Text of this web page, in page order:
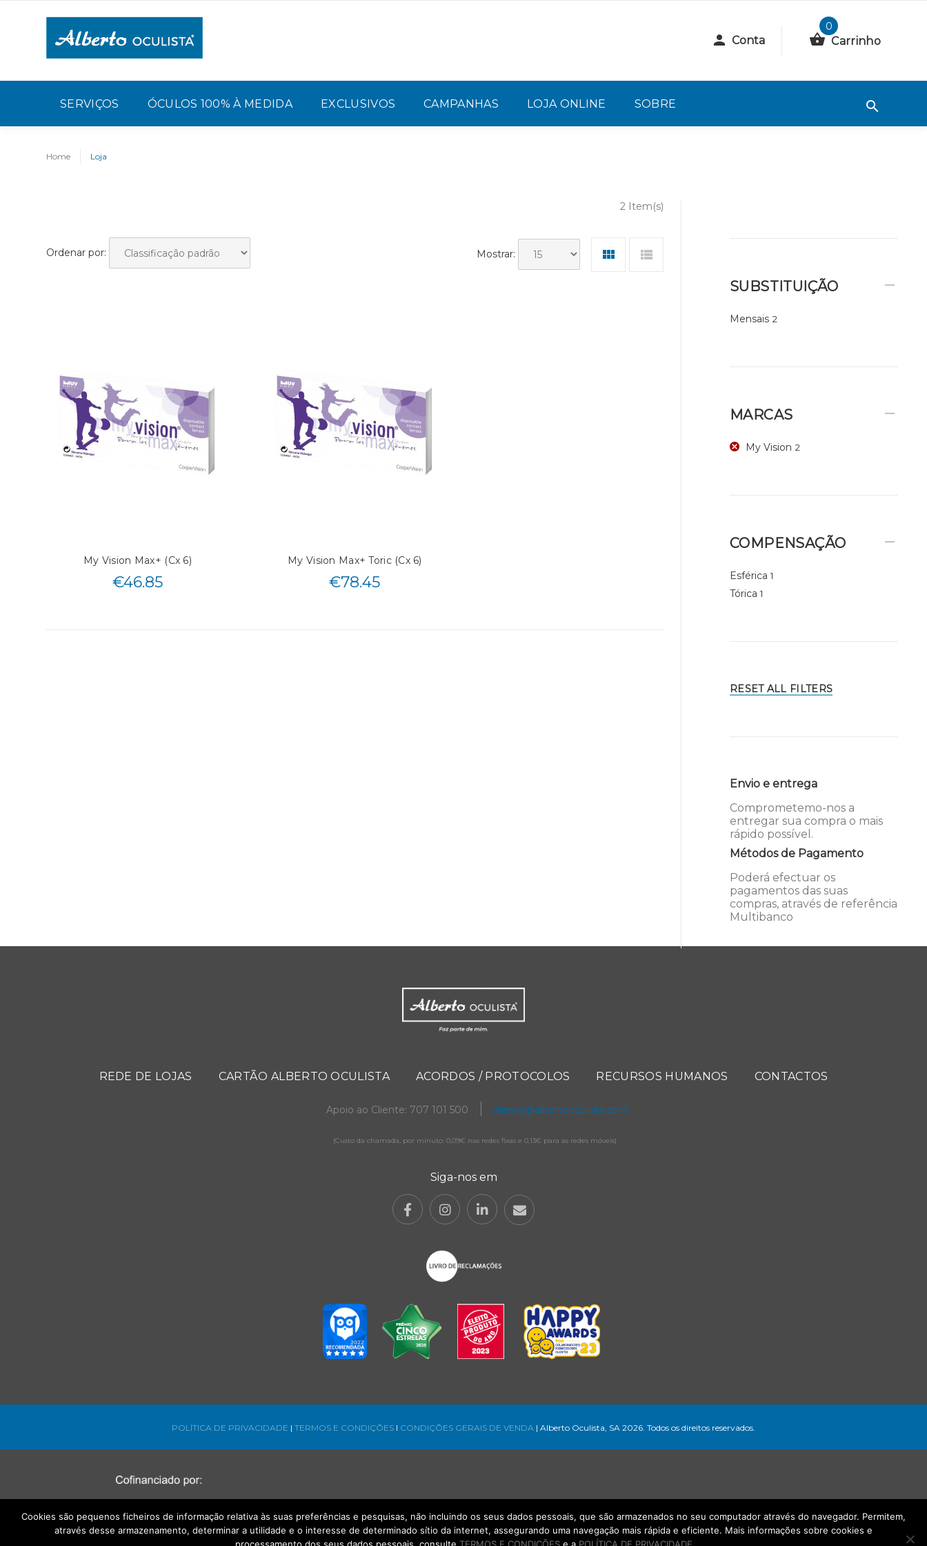
Conta
0
Carrinho
SERVIÇOS ÓCULOS 100% À MEDIDA EXCLUSIVOS CAMPANHAS LOJA ONLINE SOBRE
Home Loja
2 Item(s)
Ordenar por: Mostrar:
My Vision Max+ (Cx 6)
€46.85
My Vision Max+ Toric (Cx 6)
€78.45
SUBSTITUIÇÃO
Mensais 2
MARCAS
My Vision 2
COMPENSAÇÃO
Esférica 1
Tórica 1
RESET ALL FILTERS
Envio e entrega
Comprometemo-nos a
entregar sua compra o mais
rápido possível.
Métodos de Pagamento
Poderá efectuar os
pagamentos das suas
compras, através de referência
Multibanco
REDE DE LOJAS CARTÃO ALBERTO OCULISTA ACORDOS / PROTOCOLOS RECURSOS HUMANOS CONTACTOS
Apoio ao Cliente: 707 101 500 cliente@albertooculista.com
(Custo da chamada, por minuto: 0,09€ nas redes fixas e 0,13€ para as redes móveis)
Siga-nos em
POLÍTICA DE PRIVACIDADE | TERMOS E CONDIÇÕES l CONDIÇÕES GERAIS DE VENDA | Alberto Oculista, SA 2026. Todos os direitos reservados.
Cookies são pequenos ficheiros de informação relativa às suas preferências e pesquisas, não incluindo os seus dados pessoais, que são armazenados no seu computador através do navegador. Permitem,
através desse armazenamento, determinar a utilidade e o interesse de determinado sítio da internet, assegurando uma navegação mais rápida e eficiente. Mais informações sobre cookies e